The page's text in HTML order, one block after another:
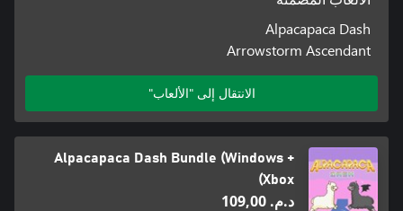
Alpacapaca Dash
Arrowstorm Ascendant
الانتقال إلى "الألعاب"
Alpacapaca Dash Bundle (Windows +
Xbox)
د.م.‏ 109,00